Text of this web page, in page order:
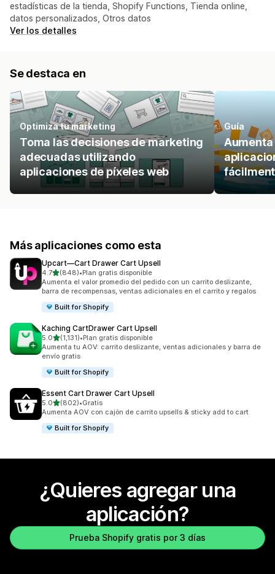
estadísticas de la tienda, Shopify Functions, Tienda online,
datos personalizados, Otros datos
Ver los detalles
Se destaca en
Optimiza tu marketing
Toma las decisiones de marketing
adecuadas utilizando
aplicaciones de píxeles web
Guía
Más aplicaciones como esta
Upcart—Cart Drawer Cart Upsell
4.7de 5 estrellas
(848)
848 reseñas en total
•Plan gratis disponible
Aumenta el valor promedio del pedido con un carrito deslizante,
barra de recompensas, ventas adicionales en el carrito y regalos
Built for Shopify
Kaching CartDrawer Cart Upsell
5.0de 5 estrellas
(1,131)
1131 reseñas en total
•Plan gratis disponible
Aumenta tu AOV: carrito deslizante, ventas adicionales y barra de
envío gratis
Built for Shopify
Essent Cart Drawer Cart Upsell
5.0de 5 estrellas
(802)
802 reseñas en total
•Gratis
Aumenta AOV con cajón de carrito upsells & sticky add to cart
Built for Shopify
¿Quieres agregar una
aplicación?
Prueba Shopify gratis por 3 días